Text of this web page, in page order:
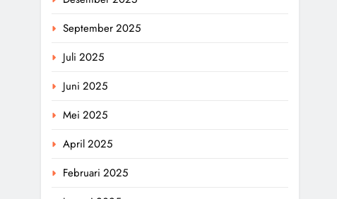
September 2025
Juli 2025
Juni 2025
Mei 2025
April 2025
Februari 2025